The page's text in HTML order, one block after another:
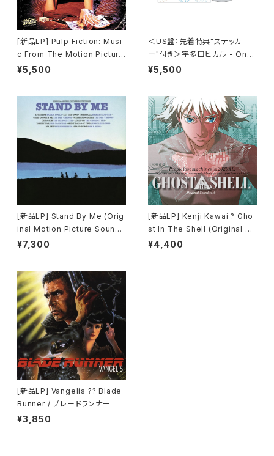
[新品LP] Pulp Fiction: Musi
c From The Motion Picture
(180g) / パルプ・フィクション
¥5,500
＜US盤：先着特典"ステッカ
ー"付き＞宇多田ヒカル - One
Last Kiss (US Clear Vinyl)
¥5,500
[新品LP] Stand By Me (Orig
inal Motion Picture Soundt
rack) / スタンド・バイ・ミー
¥7,300
[新品LP] Kenji Kawai ? Gho
st In The Shell (Original So
undtrack) / GHOST IN THE
¥4,400
[新品LP] Vangelis ?? Blade
Runner / ブレードランナー
¥3,850